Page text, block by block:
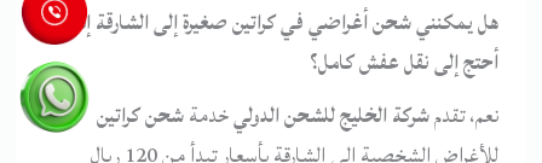
هل يمكنني شحن أغراضي في كراتين صغيرة إلى الشارقة إذا لم
أحتج إلى نقل عفش كامل؟
نعم، تقدمشركة الخليج للشحن الدوليخدمةشحن كراتين